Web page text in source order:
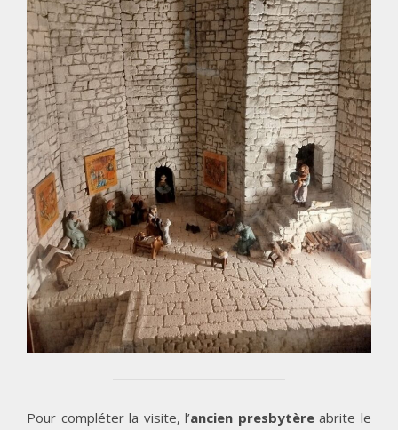
Pour compléter la visite, l’ancien presbytèreabrite le